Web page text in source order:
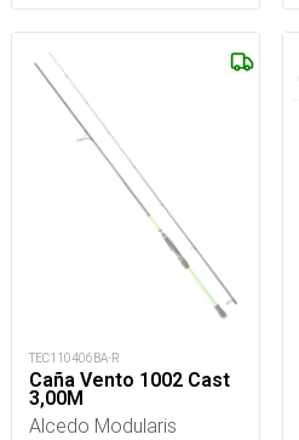
TEC110406BA-R
Caña Vento 1002 Cast
3,00M
Alcedo Modularis